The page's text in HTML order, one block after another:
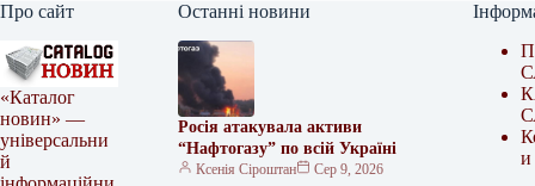
Про сайт
«Каталог
новин» —
універсальни
й
Останні новини
Росія атакувала активи
“Нафтогазу” по всій Україні
Ксенія Сіроштан
Сер 9, 2026
и